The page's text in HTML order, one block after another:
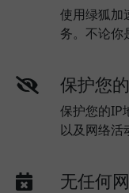
使用绿狐加
务。不论你
保护您
保护您的IP
以及网络活
无任何